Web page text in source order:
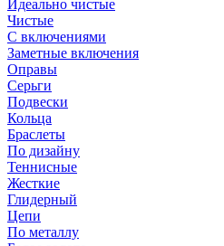
Идеально чистые
Чистые
С включениями
Заметные включения
Оправы
Серьги
Подвески
Кольца
Браслеты
По дизайну
Теннисные
Жесткие
Глидерный
Цепи
По металлу